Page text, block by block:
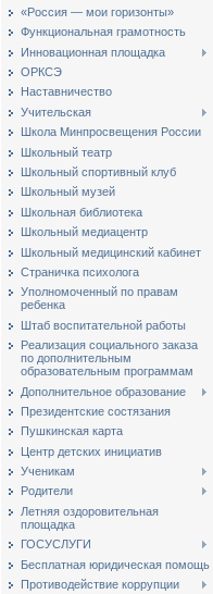
«Россия — мои горизонты»
Функциональная грамотность
Инновационная площадка
ОРКСЭ
Наставничество
Учительская
Школа Минпросвещения России
Школьный театр
Школьный спортивный клуб
Школьный музей
Школьная библиотека
Школьный медиацентр
Школьный медицинский кабинет
Страничка психолога
Уполномоченный по правам
ребенка
Штаб воспитательной работы
Реализация социального заказа
по дополнительным
образовательным программам
Дополнительное образование
Президентские состязания
Пушкинская карта
Центр детских инициатив
Ученикам
Родители
Летняя оздоровительная
площадка
ГОСУСЛУГИ
Бесплатная юридическая помощь
Противодействие коррупции